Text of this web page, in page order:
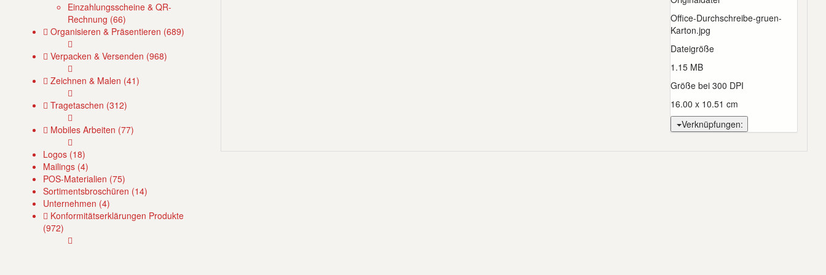
Einzahlungsscheine & QR-
Rechnung (66)
Organisieren & Präsentieren (689)
Verpacken & Versenden (968)
Zeichnen & Malen (41)
Tragetaschen (312)
Mobiles Arbeiten (77)
Logos (18)
Mailings (4)
POS-Materialien (75)
Sortimentsbroschüren (14)
Unternehmen (4)
Konformitätserklärungen Produkte
(972)
Office-Durchschreibe-gruen-
Karton.jpg
Dateigröße
1.15 MB
Größe bei 300 DPI
16.00 x 10.51 cm
Verknüpfungen: